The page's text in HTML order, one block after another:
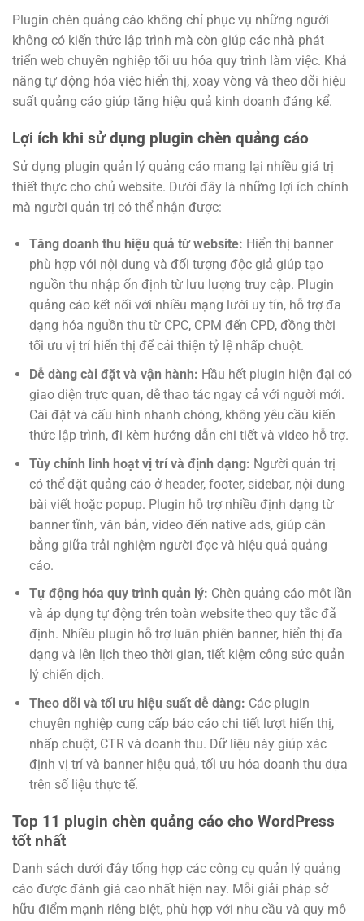
Plugin chèn quảng cáo không chỉ phục vụ những người
không có kiến thức lập trình mà còn giúp các nhà phát
triển web chuyên nghiệp tối ưu hóa quy trình làm việc. Khả
năng tự động hóa việc hiển thị, xoay vòng và theo dõi hiệu
suất quảng cáo giúp tăng hiệu quả kinh doanh đáng kể.
Lợi ích khi sử dụng plugin chèn quảng cáo
Sử dụng plugin quản lý quảng cáo mang lại nhiều giá trị
thiết thực cho chủ website. Dưới đây là những lợi ích chính
mà người quản trị có thể nhận được:
Tăng doanh thu hiệu quả từ website: Hiển thị banner
phù hợp với nội dung và đối tượng độc giả giúp tạo
nguồn thu nhập ổn định từ lưu lượng truy cập. Plugin
quảng cáo kết nối với nhiều mạng lưới uy tín, hỗ trợ đa
dạng hóa nguồn thu từ CPC, CPM đến CPD, đồng thời
tối ưu vị trí hiển thị để cải thiện tỷ lệ nhấp chuột.
Dễ dàng cài đặt và vận hành: Hầu hết plugin hiện đại có
giao diện trực quan, dễ thao tác ngay cả với người mới.
Cài đặt và cấu hình nhanh chóng, không yêu cầu kiến
thức lập trình, đi kèm hướng dẫn chi tiết và video hỗ trợ.
Tùy chỉnh linh hoạt vị trí và định dạng: Người quản trị
có thể đặt quảng cáo ở header, footer, sidebar, nội dung
bài viết hoặc popup. Plugin hỗ trợ nhiều định dạng từ
banner tĩnh, văn bản, video đến native ads, giúp cân
bằng giữa trải nghiệm người đọc và hiệu quả quảng
cáo.
Tự động hóa quy trình quản lý: Chèn quảng cáo một lần
và áp dụng tự động trên toàn website theo quy tắc đã
định. Nhiều plugin hỗ trợ luân phiên banner, hiển thị đa
dạng và lên lịch theo thời gian, tiết kiệm công sức quản
lý chiến dịch.
Theo dõi và tối ưu hiệu suất dễ dàng: Các plugin
chuyên nghiệp cung cấp báo cáo chi tiết lượt hiển thị,
nhấp chuột, CTR và doanh thu. Dữ liệu này giúp xác
định vị trí và banner hiệu quả, tối ưu hóa doanh thu dựa
trên số liệu thực tế.
Top 11 plugin chèn quảng cáo cho WordPress
tốt nhất
Danh sách dưới đây tổng hợp các công cụ quản lý quảng
cáo được đánh giá cao nhất hiện nay. Mỗi giải pháp sở
hữu điểm mạnh riêng biệt, phù hợp với nhu cầu và quy mô